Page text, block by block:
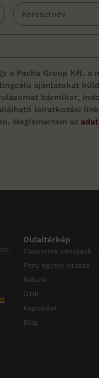
a Pacha Group Kft. a
ajánlatokat
bármikor,
leiratkozási
Megismertem az
Oldaltérkép
Csoportos utazások
Peru egyéni utazás
Rólunk
GYIK
Kapcsolat
Blog